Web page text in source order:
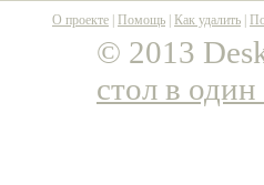
О проекте Помощь Как удалить
© 2013
стол в